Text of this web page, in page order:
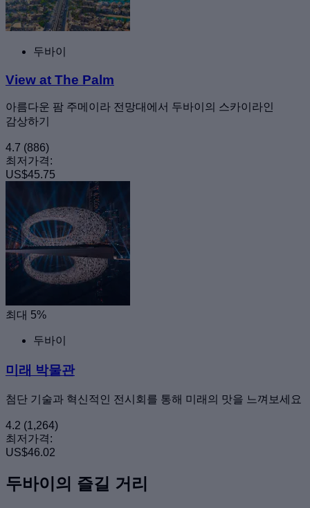
두바이
View at The Palm
아름다운 팜 주메이라 전망대에서 두바이의 스카이라인
감상하기
4.7 (886)
최저가격:
US$45.75
최대 5%
두바이
미래 박물관
첨단 기술과 혁신적인 전시회를 통해 미래의 맛을 느껴보세요
4.2 (1,264)
최저가격:
US$46.02
두바이의 즐길 거리